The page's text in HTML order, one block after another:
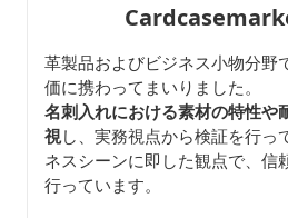
革製品およびビジネス小物分野
価に携わってまいりました。
名刺入れにおける素材の特性や
視し、実務視点から検証を行っ
ネスシーンに即した観点で、信
行っています。